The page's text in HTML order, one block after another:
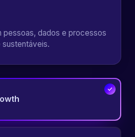
pessoas, dados e processos
sustentáveis.